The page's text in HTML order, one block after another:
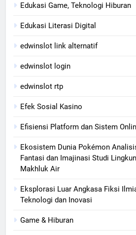
Edukasi Game, Teknologi Hiburan
Edukasi Literasi Digital
edwinslot link alternatif
edwinslot login
edwinslot rtp
Efek Sosial Kasino
Efisiensi Platform dan Sistem
Ekosistem Dunia Pokémon
Fantasi dan Imajinasi Studi
Makhluk Air
Eksplorasi Luar Angkasa Fiksi
Teknologi dan Inovasi
Game & Hiburan